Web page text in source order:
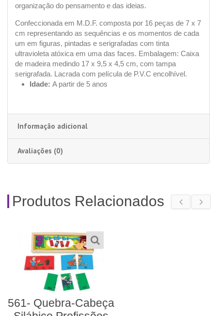
organização do pensamento e das ideias.
Confeccionada em M.D.F. composta por 16 peças de 7 x 7
cm representando as sequências e os momentos de cada
um em figuras, pintadas e serigrafadas com tinta
ultravioleta atóxica em uma das faces. Embalagem: Caixa
de madeira medindo 17 x 9,5 x 4,5 cm, com tampa
serigrafada. Lacrada com película de P.V.C encolhível.
Idade: A partir de 5 anos
Informação adicional
Avaliações (0)
Produtos Relacionados